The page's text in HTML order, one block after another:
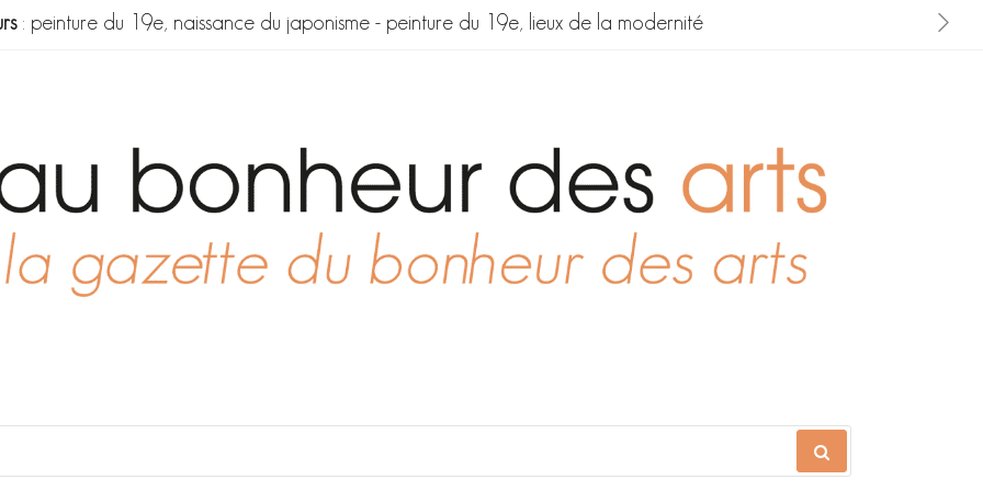
: peinture du 19e, naissance du japonisme- peinture du 19e, lieux de la modernité